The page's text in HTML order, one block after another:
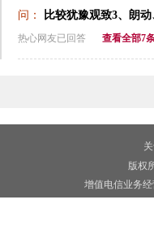
问： 比较犹豫观致3、朗
热心网友已回答 查看全部7
版权
增值电信业务经